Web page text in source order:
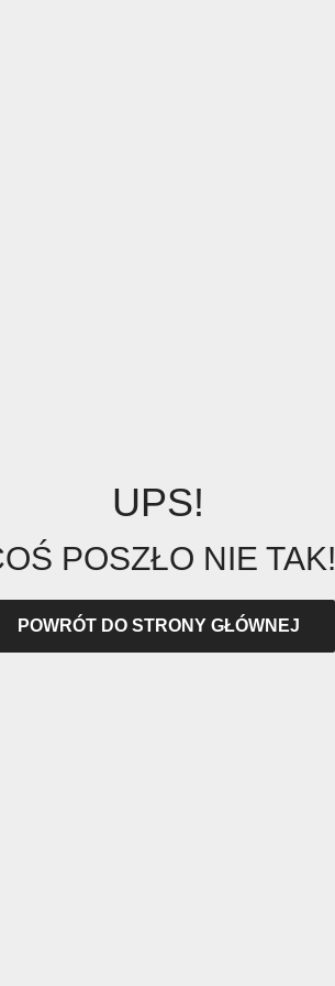
UPS!
POSZŁO NIE TAK!
POWRÓT DO STRONY GŁÓWNEJ